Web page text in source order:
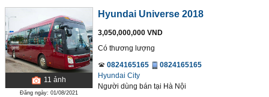
11 ảnh
Đăng ngày: 01/08/2021
Hyundai Universe 2018
3,050,000,000 VND
Có thương lượng
0824165165
0824165165
Hyundai City
Người dùng bán tại Hà Nội